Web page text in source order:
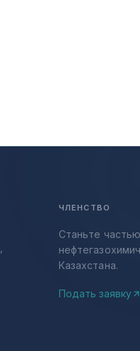
ЧЛЕНСТВО
Станьте частью
Казахстана.
Подать заявку